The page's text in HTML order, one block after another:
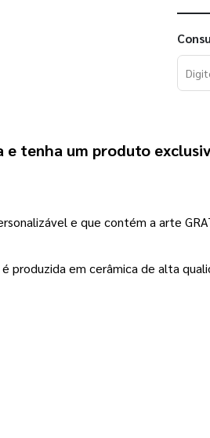
e tenha um produto
e que contém a arte
produzida em cerâmica de alta